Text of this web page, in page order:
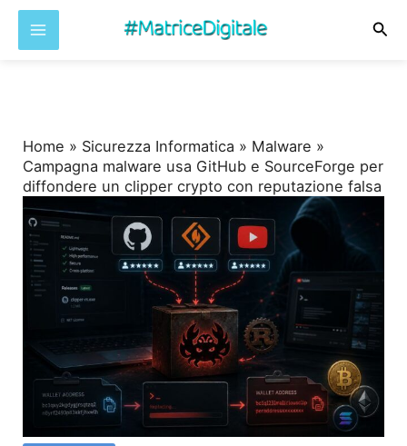
Home » Sicurezza Informatica » Malware »
Campagna malware usa GitHub e SourceForge per
diffondere un clipper crypto con reputazione falsa